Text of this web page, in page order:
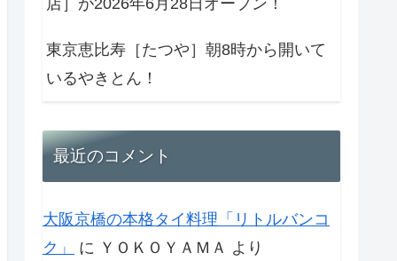
店］が2026年6月28日オープン！
東京恵比寿［たつや］朝8時から開いて
いるやきとん！
最近のコメント
大阪京橋の本格タイ料理「リトルバンコ
ク」
に ＹＯＫＯＹＡＭＡ より